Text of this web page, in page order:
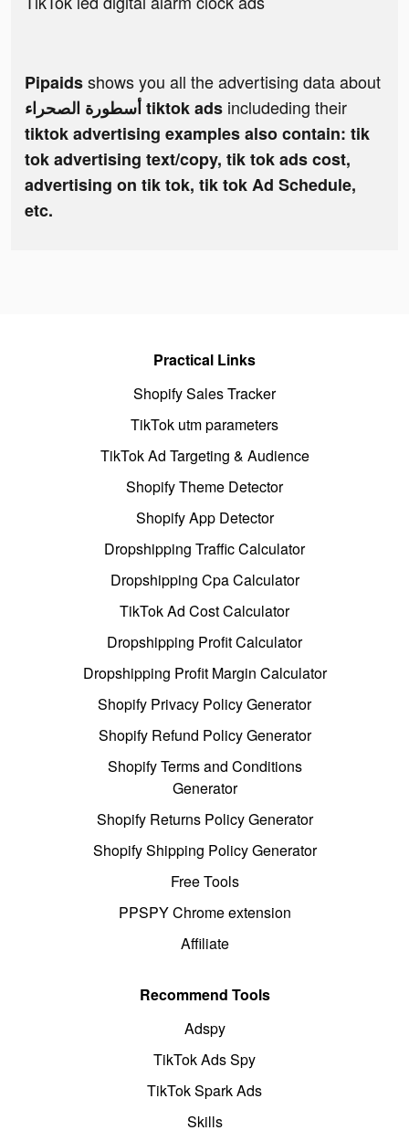
Pipaidsshows you all the advertising data about
أسطورة الصحراء tiktok ads includeding their
tiktok advertising examples also contain: tik
tok advertising text/copy, tik tok ads cost,
advertising on tik tok, tik tok Ad Schedule,
etc.
Practical Links
Shopify Sales Tracker
TikTok utm parameters
TikTok Ad Targeting & Audience
Shopify Theme Detector
Shopify App Detector
Dropshipping Traffic Calculator
Dropshipping Cpa Calculator
TikTok Ad Cost Calculator
Dropshipping Profit Calculator
Dropshipping Profit Margin Calculator
Shopify Privacy Policy Generator
Shopify Refund Policy Generator
Shopify Terms and Conditions
Generator
Shopify Returns Policy Generator
Shopify Shipping Policy Generator
Free Tools
PPSPY Chrome extension
Affiliate
Recommend Tools
Adspy
TikTok Ads Spy
TikTok Spark Ads
Skills